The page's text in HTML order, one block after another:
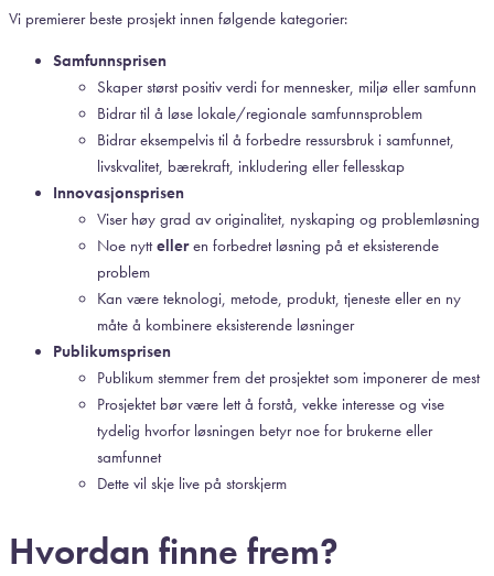
Vi premierer beste prosjekt innen følgende kategorier:
Samfunnsprisen
Skaper størst positiv verdi for mennesker, miljø eller samfunn
Bidrar til å løse lokale/regionale samfunnsproblem
Bidrar eksempelvis til å forbedre ressursbruk i samfunnet,
livskvalitet, bærekraft, inkludering eller fellesskap
Innovasjonsprisen
Viser høy grad av originalitet, nyskaping og problemløsning
Noe nyttelleren forbedret løsning på et eksisterende
problem
Kan være teknologi, metode, produkt, tjeneste eller en ny
måte å kombinere eksisterende løsninger
Publikumsprisen
Publikum stemmer frem det prosjektet som imponerer de mest
Prosjektet bør være lett å forstå, vekke interesse og vise
tydelig hvorfor løsningen betyr noe for brukerne eller
samfunnet
Dette vil skje live på storskjerm
Hvordan finne frem?